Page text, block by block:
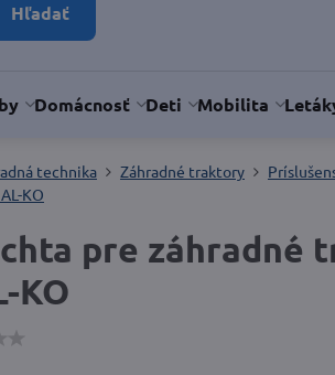
Hľadať
Domácnosť Deti Mobilita
technika Záhradné traktory
KO
pre záhradné
KO